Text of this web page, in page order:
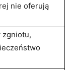
nie oferują
zgniotu,